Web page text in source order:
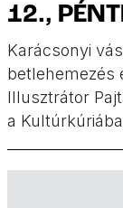
12.,
Karácsonyi
betlehemezés
Illusztrátor
a
Sárkánymese